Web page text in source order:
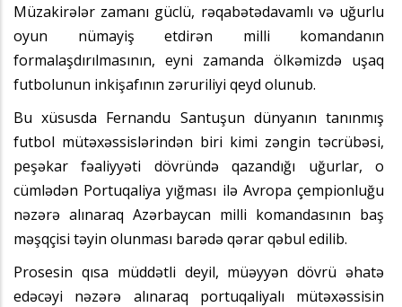
Müzakirələr zamanı güclü, rəqabətədavamlı və uğurlu
oyun nümayiş etdirən milli komandanın
formalaşdırılmasının, eyni zamanda ölkəmizdə uşaq
futbolunun inkişafının zəruriliyi qeyd olunub.
Bu xüsusda Fernandu Santuşun dünyanın tanınmış
futbol mütəxəssislərindən biri kimi zəngin təcrübəsi,
peşəkar fəaliyyəti dövründə qazandığı uğurlar, o
cümlədən Portuqaliya yığması ilə Avropa çempionluğu
nəzərə alınaraq Azərbaycan milli komandasının baş
məşqçisi təyin olunması barədə qərar qəbul edilib.
Prosesin qısa müddətli deyil, müəyyən dövrü əhatə
edəcəyi nəzərə alınaraq portuqaliyalı mütəxəssisin